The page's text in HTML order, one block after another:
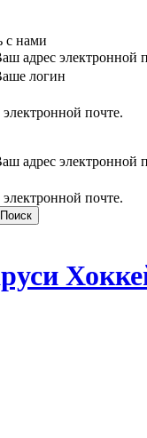
с нами
адрес электронной
логин
почте.
адрес электронной
почте.